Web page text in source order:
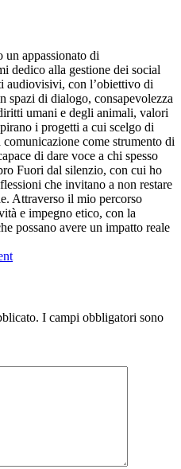
appassionato di
dedico alla gestione dei social
audiovisivi, con l’obiettivo di
spazi di dialogo, consapevolezza
umani e degli animali, valori
i progetti a cui scelgo di
come strumento di
di dare voce a chi spesso
Fuori dal silenzio, con cui ho
che invitano a non restare
Attraverso il mio percorso
e impegno etico, con la
possano avere un impatto reale
I campi obbligatori sono